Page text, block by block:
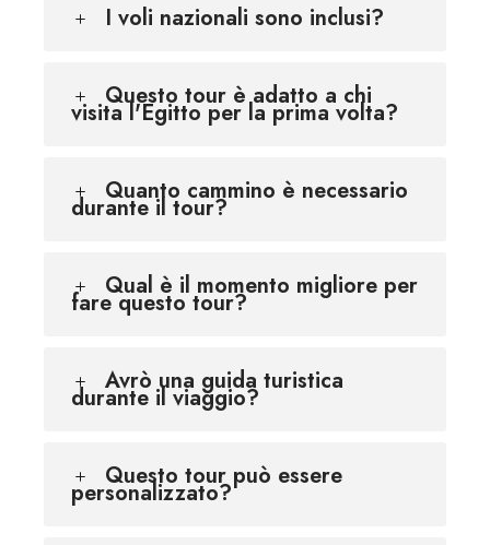
I voli nazionali sono inclusi?
Questo tour è adatto a chi
visita l'Egitto per la prima volta?
Quanto cammino è necessario
durante il tour?
Qual è il momento migliore per
fare questo tour?
Avrò una guida turistica
durante il viaggio?
Questo tour può essere
personalizzato?